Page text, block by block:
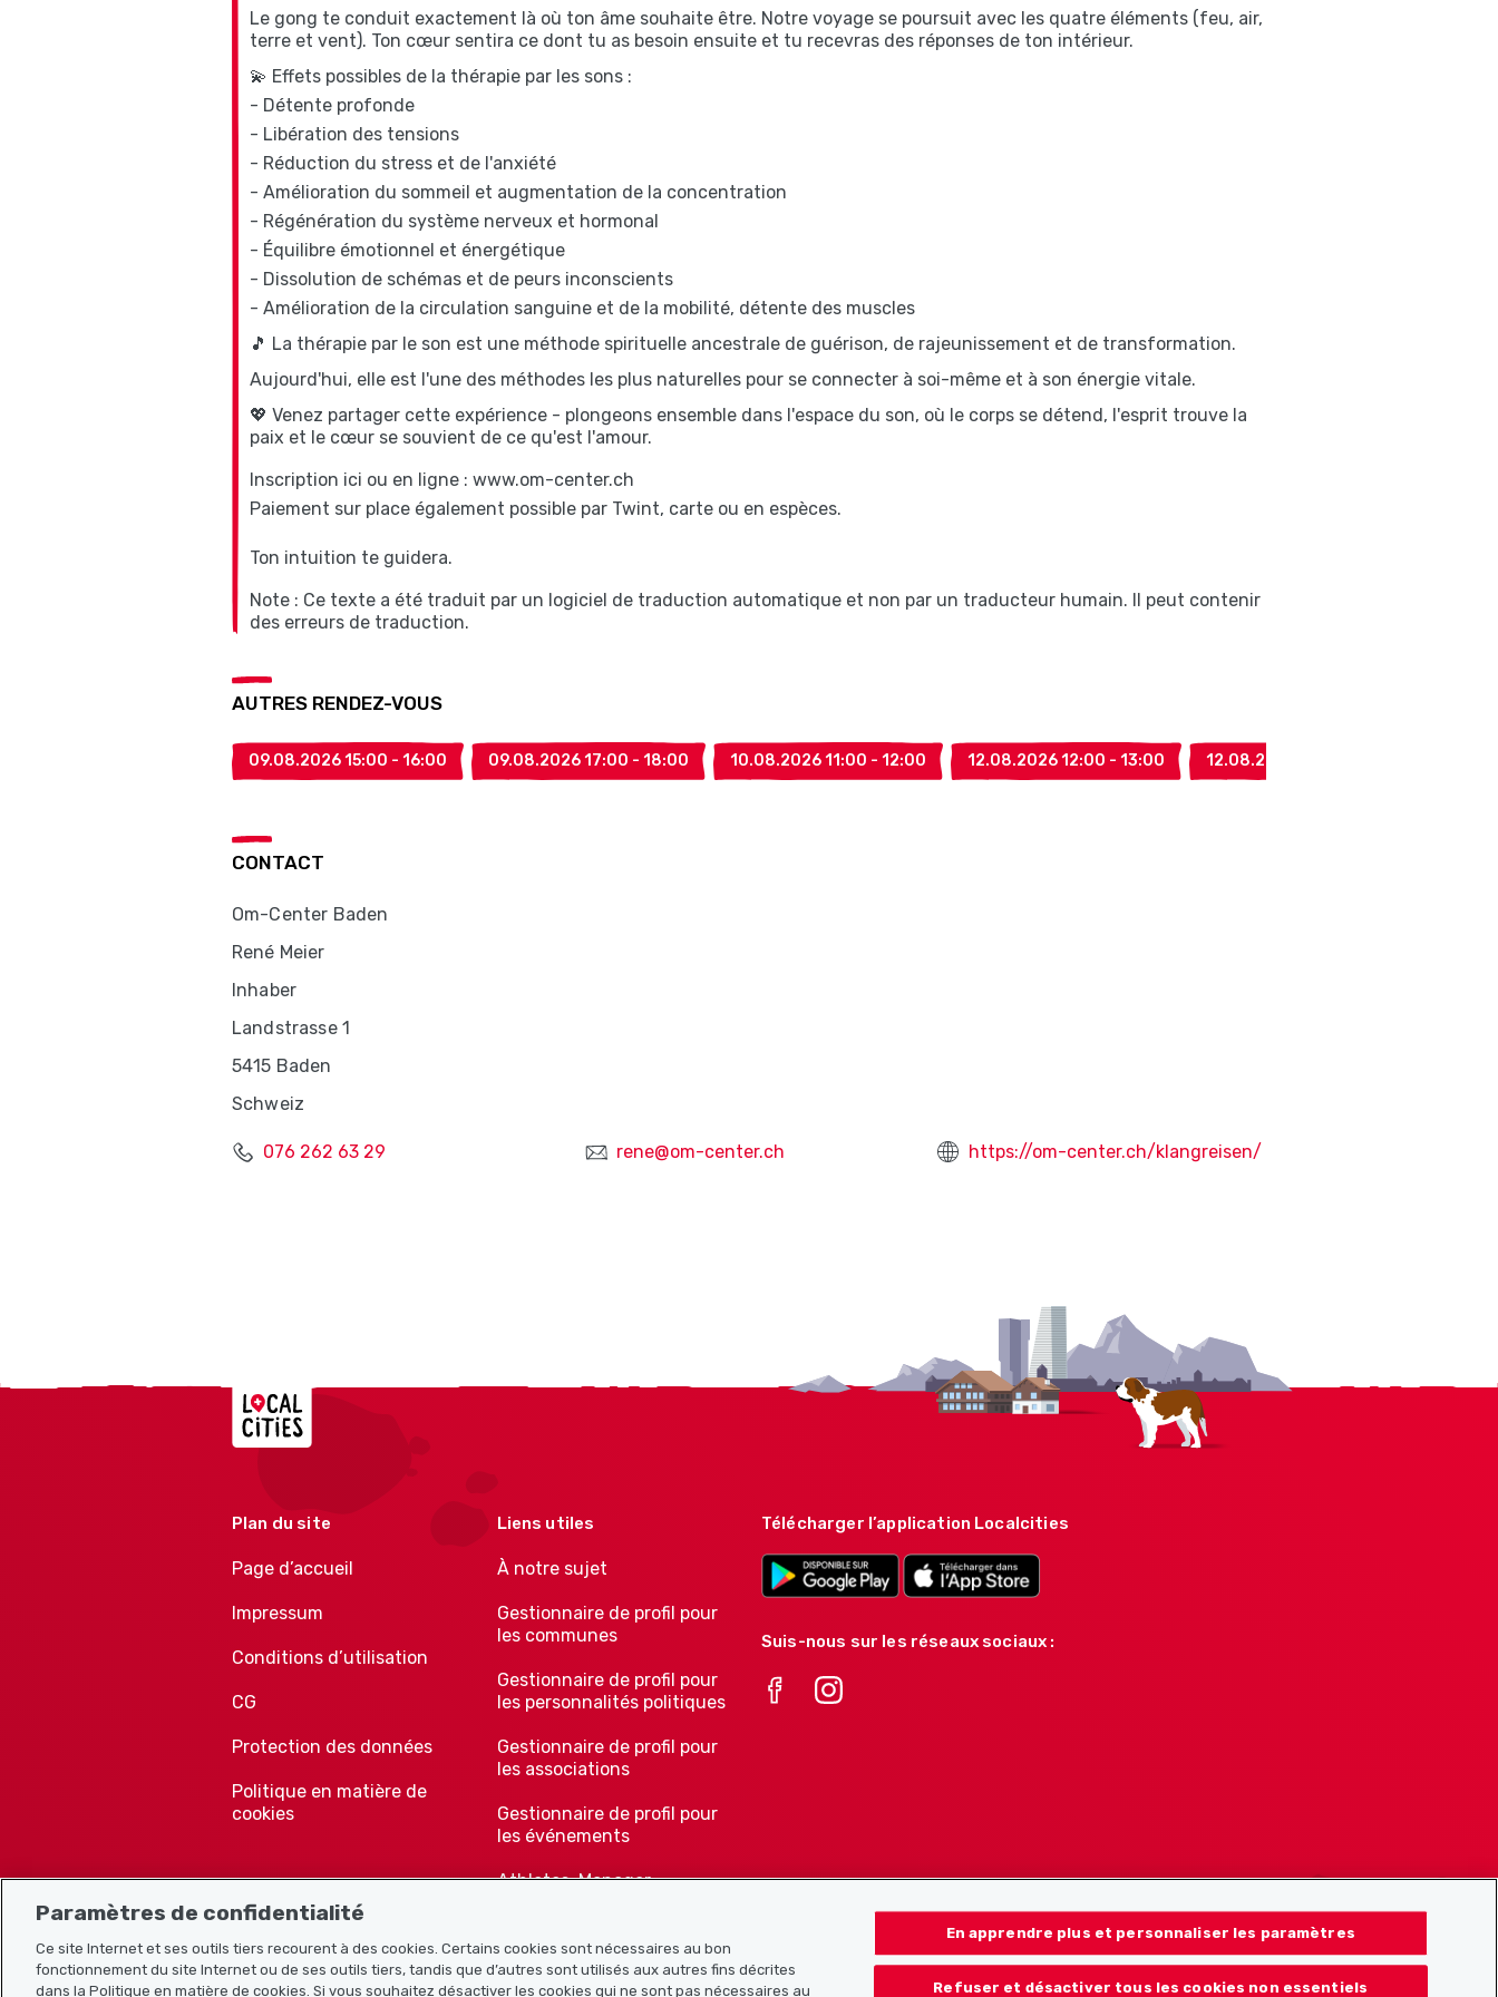
Le gong te conduit exactement là où ton âme souhaite être. Notre voyage se poursuit avec les quatre éléments (feu, air,
terre et vent). Ton cœur sentira ce dont tu as besoin ensuite et tu recevras des réponses de ton intérieur.
💫 Effets possibles de la thérapie par les sons :
- Détente profonde
- Libération des tensions
- Réduction du stress et de l'anxiété
- Amélioration du sommeil et augmentation de la concentration
- Régénération du système nerveux et hormonal
- Équilibre émotionnel et énergétique
- Dissolution de schémas et de peurs inconscients
- Amélioration de la circulation sanguine et de la mobilité, détente des muscles
🎵 La thérapie par le son est une méthode spirituelle ancestrale de guérison, de rajeunissement et de transformation.
Aujourd'hui, elle est l'une des méthodes les plus naturelles pour se connecter à soi-même et à son énergie vitale.
💖 Venez partager cette expérience - plongeons ensemble dans l'espace du son, où le corps se détend, l'esprit trouve la
paix et le cœur se souvient de ce qu'est l'amour.
Inscription ici ou en ligne : www.om-center.ch
Paiement sur place également possible par Twint, carte ou en espèces.
Ton intuition te guidera.
Note : Ce texte a été traduit par un logiciel de traduction automatique et non par un traducteur humain. Il peut contenir
des erreurs de traduction.
AUTRES RENDEZ-VOUS
09.08.2026 15:00 - 16:00 09.08.2026 17:00 - 18:00 10.08.2026 11:00 - 12:00 12.08.2026 12:00 - 13:00 12.08.2026 17:30 - 18:30
CONTACT
Om-Center Baden
René Meier
Inhaber
Landstrasse 1
5415 Baden
Schweiz
076 262 63 29 rene@om-center.ch https://om-center.ch/klangreisen/
Localcities
Plan du site
Page d’accueil
Impressum
Conditions d’utilisation
CG
Protection des données
Politique en matière de
cookies
Liens utiles
À notre sujet
Gestionnaire de profil pour
les communes
Gestionnaire de profil pour
les personnalités politiques
Gestionnaire de profil pour
les associations
Gestionnaire de profil pour
les événements
Athletes-Manager
associations
Télécharger l’application Localcities
Suis-nous sur les réseaux sociaux :
Paramètres de confidentialité
Ce site Internet et ses outils tiers recourent à des cookies. Certains cookies sont nécessaires au bon
fonctionnement du site Internet ou de ses outils tiers, tandis que d’autres sont utilisés aux autres fins décrites
dans la Politique en matière de cookies. Si vous souhaitez désactiver les cookies qui ne sont pas nécessaires au
En apprendre plus et personnaliser les paramètres
Refuser et désactiver tous les cookies non essentiels